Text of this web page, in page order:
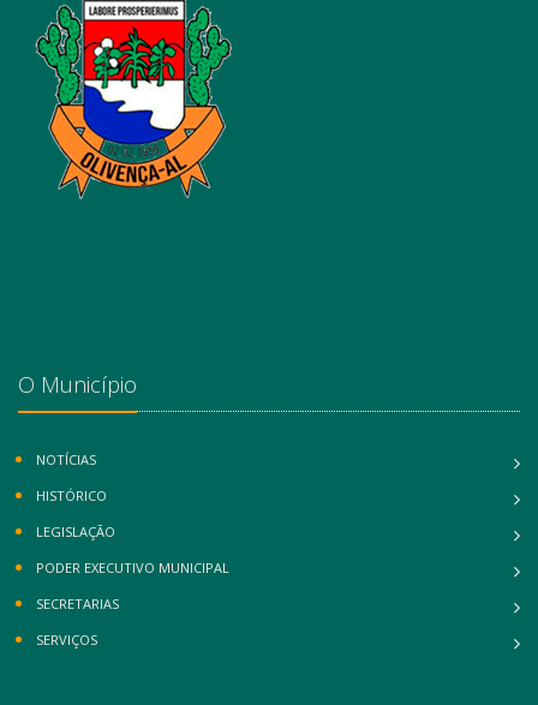
O Município
NOTÍCIAS
HISTÓRICO
LEGISLAÇÃO
PODER EXECUTIVO MUNICIPAL
SECRETARIAS
SERVIÇOS